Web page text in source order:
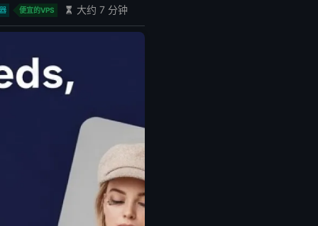
便宜的VPS 大约 7 分钟